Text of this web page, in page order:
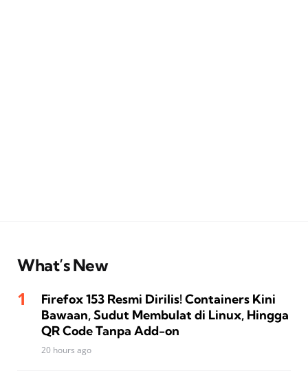
What’s New
Firefox 153 Resmi Dirilis! Containers Kini
Bawaan, Sudut Membulat di Linux, Hingga
QR Code Tanpa Add-on
20 hours ago